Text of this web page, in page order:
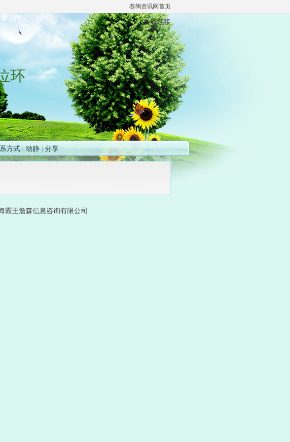
赛鸽资讯网首页
友情链接
环
方式|动静|分享
霸王詹森信息咨询有限公司